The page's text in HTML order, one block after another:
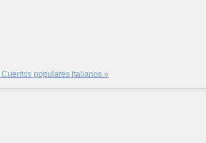
Cuentos populares italianos »